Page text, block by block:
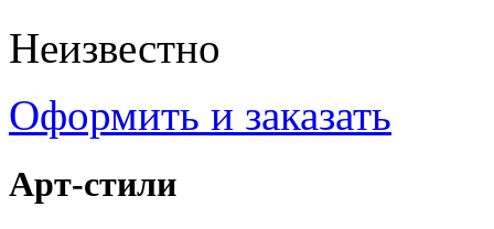
Неизвестно
Оформить и заказать
Арт-стили